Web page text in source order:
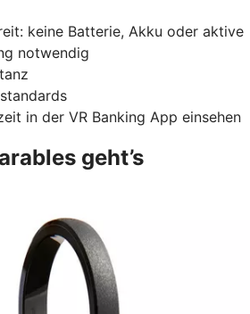
keine Batterie, Akku oder aktive
notwendig
in der VR Banking App einsehen
geht’s